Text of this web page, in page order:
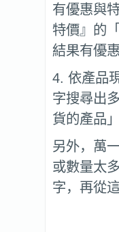
有優惠與
特價』的
結果有優
4. 依產品
字搜尋出
貨的產品
另外，萬
或數量太
字，再從